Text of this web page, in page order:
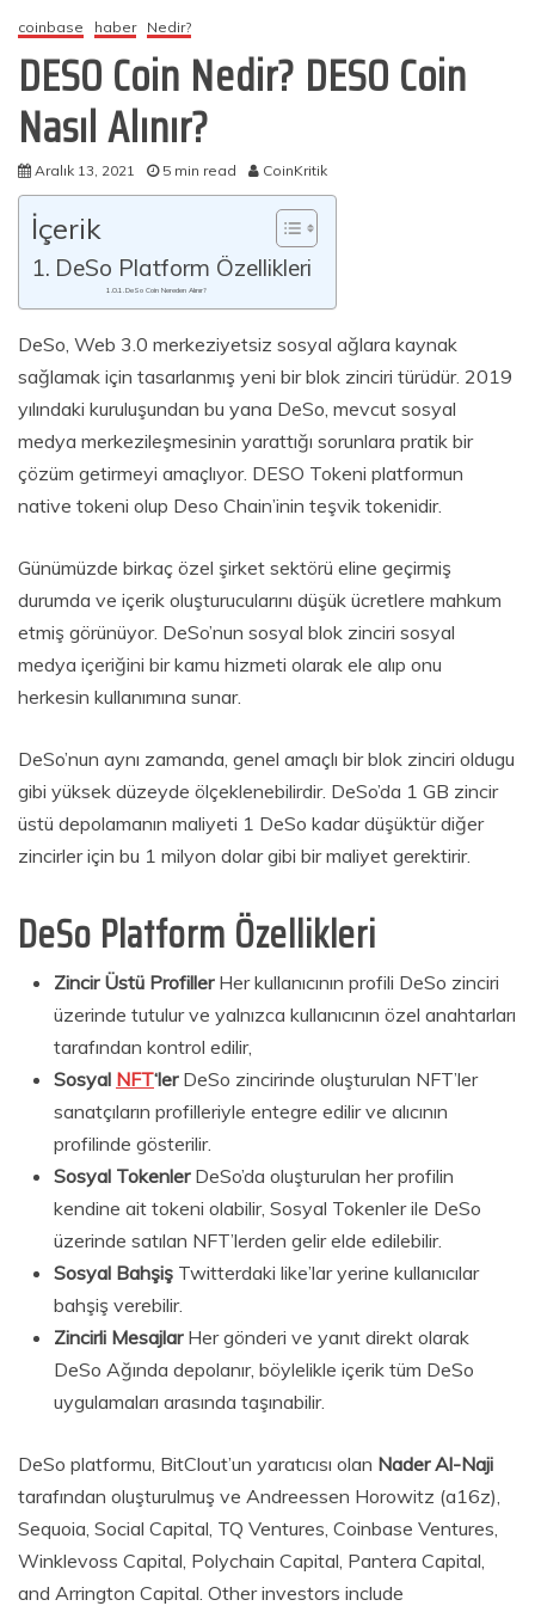
coinbase haber Nedir?
DESO Coin Nedir? DESO Coin
Nasıl Alınır?
Aralık 13, 2021 5 min read CoinKritik
İçerik
DeSo Platform Özellikleri
DeSo Coin Nereden Alınır?
DeSo, Web 3.0 merkeziyetsiz sosyal ağlara kaynak
sağlamak için tasarlanmış yeni bir blok zinciri türüdür. 2019
yılındaki kuruluşundan bu yana DeSo, mevcut sosyal
medya merkezileşmesinin yarattığı sorunlara pratik bir
çözüm getirmeyi amaçlıyor. DESO Tokeni platformun
native tokeni olup Deso Chain’inin teşvik tokenidir.
Günümüzde birkaç özel şirket sektörü eline geçirmiş
durumda ve içerik oluşturucularını düşük ücretlere mahkum
etmiş görünüyor. DeSo’nun sosyal blok zinciri sosyal
medya içeriğini bir kamu hizmeti olarak ele alıp onu
herkesin kullanımına sunar.
DeSo’nun aynı zamanda, genel amaçlı bir blok zinciri oldugu
gibi yüksek düzeyde ölçeklenebilirdir. DeSo’da 1 GB zincir
üstü depolamanın maliyeti 1 DeSo kadar düşüktür diğer
zincirler için bu 1 milyon dolar gibi bir maliyet gerektirir.
DeSo Platform Özellikleri
Zincir Üstü ProfillerHer kullanıcının profili DeSo zinciri
üzerinde tutulur ve yalnızca kullanıcının özel anahtarları
tarafından kontrol edilir,
Sosyal NFT‘lerDeSo zincirinde oluşturulan NFT’ler
sanatçıların profilleriyle entegre edilir ve alıcının
profilinde gösterilir.
Sosyal TokenlerDeSo’da oluşturulan her profilin
kendine ait tokeni olabilir, Sosyal Tokenler ile DeSo
üzerinde satılan NFT’lerden gelir elde edilebilir.
Sosyal Bahşiş Twitterdaki like’lar yerine kullanıcılar
bahşiş verebilir.
Zincirli Mesajlar Her gönderi ve yanıt direkt olarak
DeSo Ağında depolanır, böylelikle içerik tüm DeSo
uygulamaları arasında taşınabilir.
DeSo platformu, BitClout’un yaratıcısı olan Nader Al-Naji
tarafından oluşturulmuş ve Andreessen Horowitz (a16z),
Sequoia, Social Capital, TQ Ventures, Coinbase Ventures,
Winklevoss Capital, Polychain Capital, Pantera Capital,
and Arrington Capital. Other investors include